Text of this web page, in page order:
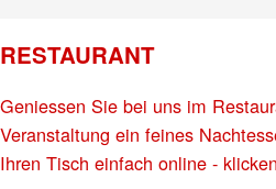
RESTAURANT
Geniessen Sie bei uns im
Veranstaltung ein feines
Ihren Tisch einfach online -